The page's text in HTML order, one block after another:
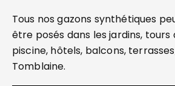
Tous nos gazons synthétiques
être posés dans les jardins, tours
piscine, hôtels, balcons,
Tomblaine.